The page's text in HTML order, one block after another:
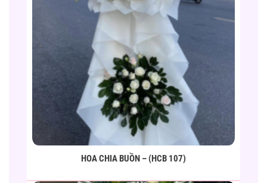
HOA CHIA BUỒN – (HCB 107)